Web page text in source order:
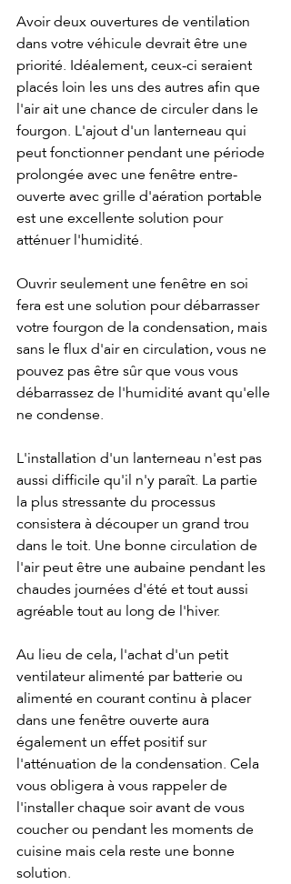
Avoir deux ouvertures de ventilation
dans votre véhicule devrait être une
priorité. Idéalement, ceux-ci seraient
placés loin les uns des autres afin que
l'air ait une chance de circuler dans le
fourgon. L'ajout d'un lanterneau qui
peut fonctionner pendant une période
prolongée avec une fenêtre entre-
ouverte avec grille d'aération portable
est une excellente solution pour
atténuer l'humidité.
Ouvrir seulement une fenêtre en soi
fera est une solution pour débarrasser
votre fourgon de la condensation, mais
sans le flux d'air en circulation, vous ne
pouvez pas être sûr que vous vous
débarrassez de l'humidité avant qu'elle
ne condense.
L'installation d'un lanterneau n'est pas
aussi difficile qu'il n'y paraît. La partie
la plus stressante du processus
consistera à découper un grand trou
dans le toit. Une bonne circulation de
l'air peut être une aubaine pendant les
chaudes journées d'été et tout aussi
agréable tout au long de l'hiver.
Au lieu de cela, l'achat d'un petit
ventilateur alimenté par batterie ou
alimenté en courant continu à placer
dans une fenêtre ouverte aura
également un effet positif sur
l'atténuation de la condensation. Cela
vous obligera à vous rappeler de
l'installer chaque soir avant de vous
coucher ou pendant les moments de
cuisine mais cela reste une bonne
solution.